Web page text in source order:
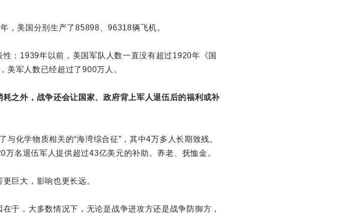
，美国分别生产了85898、96318辆飞机。
：1939年以前，美国军队人数一直没有超过1920年《国
美军人数已经超过了900万人。
之外，战争还会让国家、政府背上军人退伍后的福利或补
化学物质相关的“海湾综合征”，其中4万多人长期致残。
名退伍军人提供超过43亿美元的补助、养老、抚恤金。
巨大，影响也更长远。
于，大多数情况下，无论是战争进攻方还是战争防御方，